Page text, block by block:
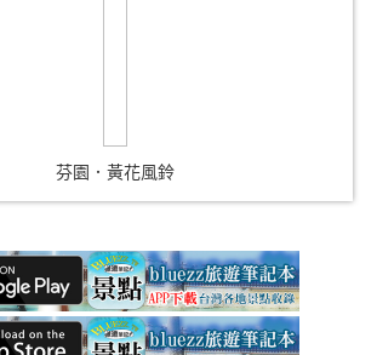
芬園．黃花風鈴